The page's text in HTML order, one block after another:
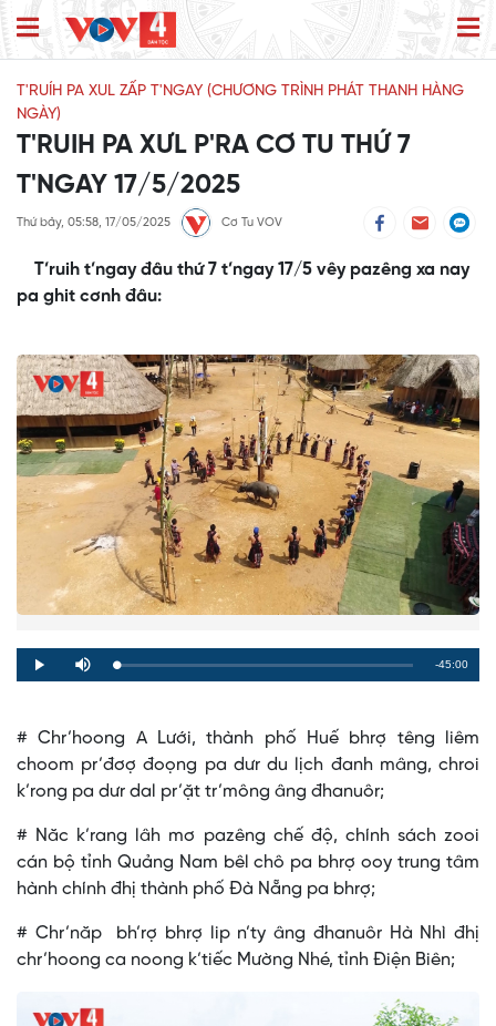
T'RUÍH PA XUL ZẤP T'NGAY (CHƯƠNG TRÌNH PHÁT THANH HÀNG
NGÀY)
T'RUIH PA XƯL P'RA CƠ TU THỨ 7
T'NGAY 17/5/2025
Thứ bảy, 05:58, 17/05/2025 Cơ Tu VOV
T’ruih t’ngay đâu thứ 7 t’ngay 17/5 vêy pazêng xa nay
pa ghit cơnh đâu:
Play Mute Loaded:
0%
Progress:
0%
Remaining
-45:00
# Chr’hoong A Lưới, thành phố Huế bhrợ têng liêm
choom pr’đơợ đoọng pa dưr du lịch đanh mâng, chroi
k’rong pa dưr dal pr’ặt tr’mông âng đhanuôr;
# Năc k’rang lâh mơ pazêng chế độ, chính sách zooi
cán bộ tỉnh Quảng Nam bêl chô pa bhrợ ooy trung tâm
hành chính đhị thành phố Đà Nẵng pa bhrợ;
# Chr’năp bh’rợ bhrợ lip n’ty âng đhanuôr Hà Nhì đhị
chr’hoong ca noong k’tiếc Mường Nhé, tỉnh Điện Biên;